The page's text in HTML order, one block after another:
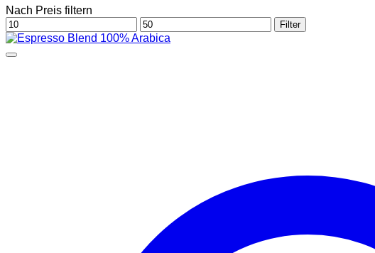
Nach Preis filtern
Min.
Preis
Max.
Preis
Filter